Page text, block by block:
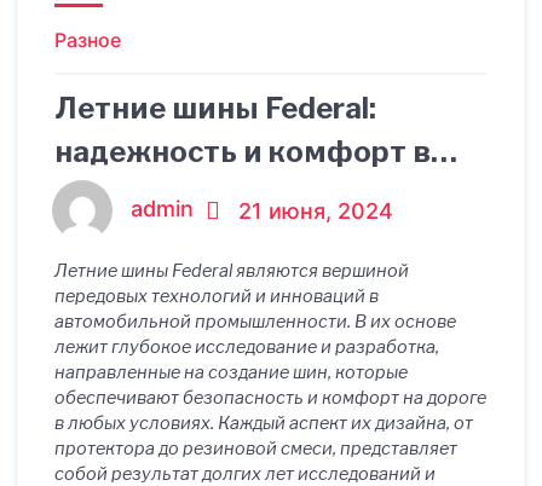
Разное
Летние шины Federal:
надежность и комфорт в
путешествиях
admin 21 июня, 2024
Летние шины Federal являются вершиной
передовых технологий и инноваций в
автомобильной промышленности. В их основе
лежит глубокое исследование и разработка,
направленные на создание шин, которые
обеспечивают безопасность и комфорт на дороге
в любых условиях. Каждый аспект их дизайна, от
протектора до резиновой смеси, представляет
собой результат долгих лет исследований и